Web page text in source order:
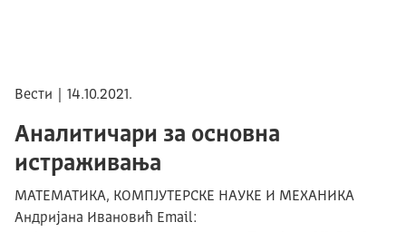
Вести | 14.10.2021.
Аналитичари за основна
истраживања
МАТЕМАТИКА, КОМПЈУТЕРСКЕ НАУКЕ И МЕХАНИКА
Андријана Ивановић Email: